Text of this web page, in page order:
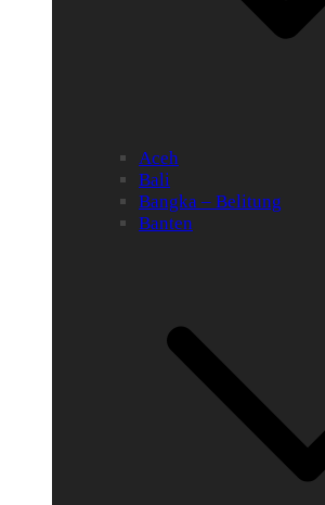
Aceh
Bali
Bangka – Belitung
Banten